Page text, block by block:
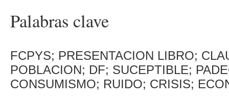
Palabras clave
FCPYS; PRESENTACION LIBRO;
POBLACION; DF; SUCEPTIBLE;
CONSUMISMO; RUIDO; CRISIS;